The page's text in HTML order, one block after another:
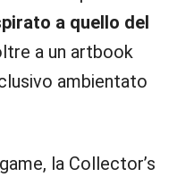
a quello del
a un artbook
ambientato
la Collector’s